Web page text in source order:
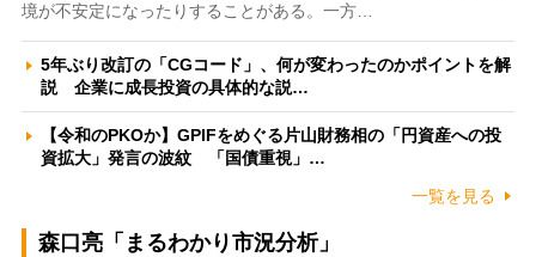
境が不安定になったりすることがある。一方…
5年ぶり改訂の「CGコード」、何が変わったのかポイントを解
説 企業に成長投資の具体的な説…
【令和のPKOか】GPIFをめぐる片山財務相の「円資産への投
資拡大」発言の波紋 「国債重視」…
一覧を見る
森口亮「まるわかり市況分析」